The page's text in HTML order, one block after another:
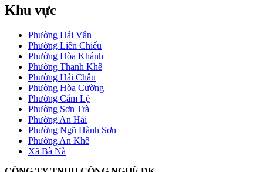
Khu vực
Phường Hải Vân
Phường Liên Chiểu
Phường Hòa Khánh
Phường Thanh Khê
Phường Hải Châu
Phường Hòa Cường
Phường Cẩm Lệ
Phường Sơn Trà
Phường An Hải
Phường Ngũ Hành Sơn
Phường An Khê
Xã Bà Nà